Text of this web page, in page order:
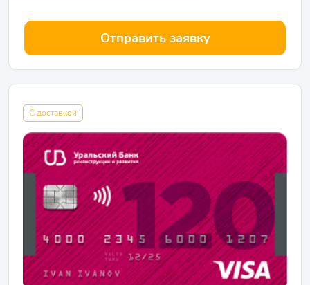
Отправить заявку
С доставкой